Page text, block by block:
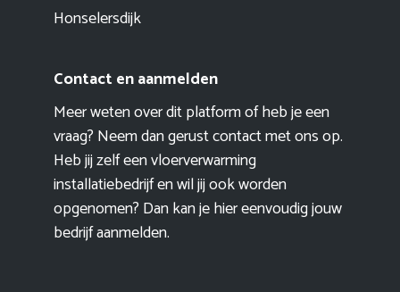
Honselersdijk
Contact en aanmelden
Meer weten over dit platform of heb je een
vraag? Neem dan gerust contact met ons op.
Heb jij zelf een vloerverwarming
installatiebedrijf en wil jij ook worden
opgenomen? Dan kan je hier eenvoudigjouw
bedrijf aanmelden.